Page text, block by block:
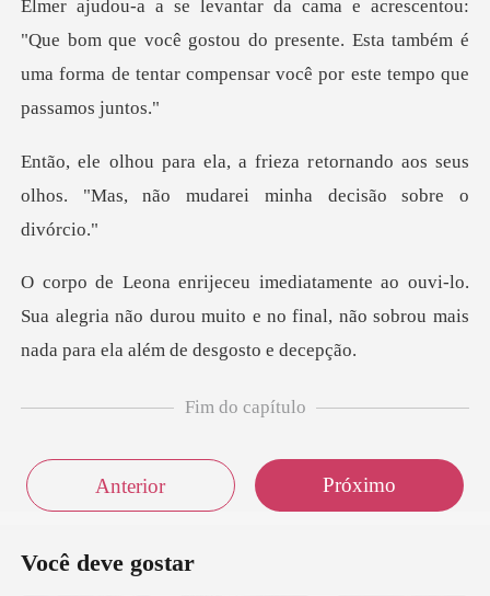
om que você gostou do presente. Esta também é
uma forma de
etornando aos seus
olhos. "Mas, não m
o.
Sua alegria não durou muito e no final, não sob
Fim do capítulo
Anterior Próximo
Você deve gostar